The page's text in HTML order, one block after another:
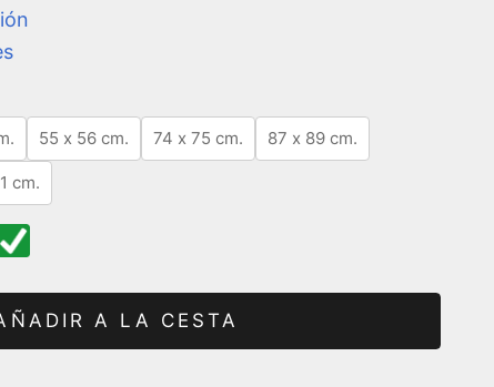
55 x 56 cm. 74 x 75 cm. 87 x 89 cm.
cm.
A LA CESTA